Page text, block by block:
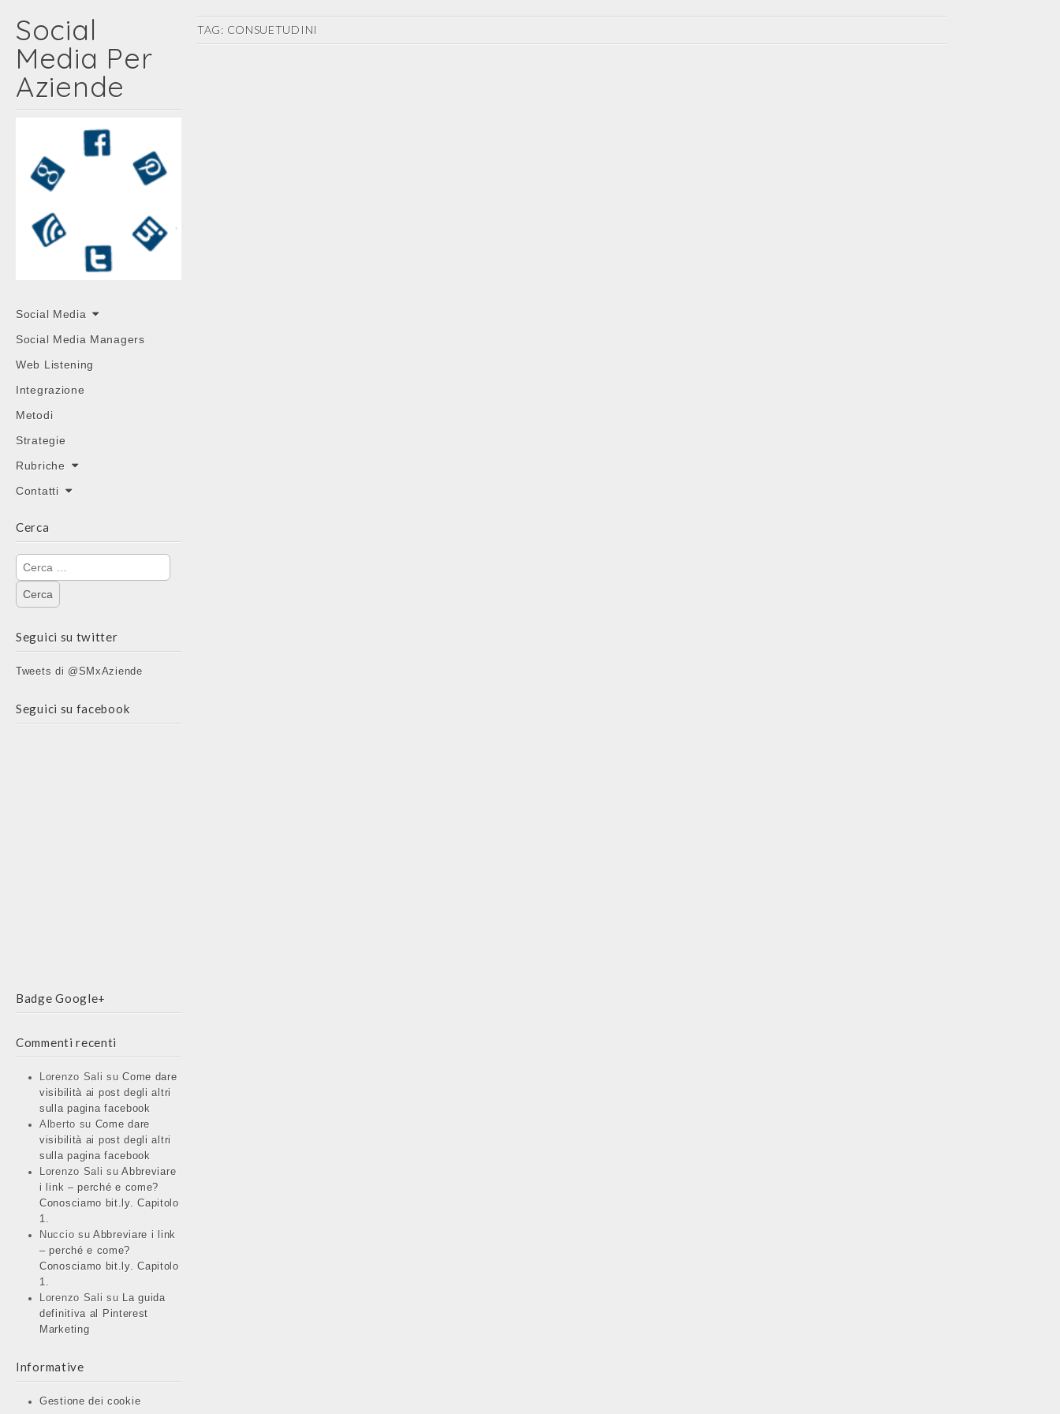
Social
Media Per
Aziende
Main
menu
Skip
content
Social Media
Social Media Managers
Web Listening
Integrazione
Metodi
Strategie
Rubriche
Contatti
Cerca
Ricerca
per:
Seguici su twitter
Tweets di @SMxAziende
Seguici su facebook
Badge Google+
Commenti recenti
Lorenzo Sali suCome dare
visibilità ai post degli altri
sulla pagina facebook
Alberto su Come dare
visibilità ai post degli altri
sulla pagina facebook
Lorenzo Sali suAbbreviare
i link – perché e come?
Conosciamo bit.ly. Capitolo
1.
Nuccio suAbbreviare i link
– perché e come?
Conosciamo bit.ly. Capitolo
1.
Lorenzo Sali su
La guida
definitiva al Pinterest
Marketing
Informative
Gestione dei cookie
TAG: CONSUETUDINI